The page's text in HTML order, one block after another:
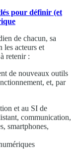
pour définir (et
de chacun, sa
les acteurs et
retenir :
de nouveaux outils
et, par
et au SI de
communication,
smartphones,